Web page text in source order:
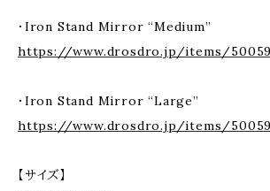
・Iron Stand Mirror “Medium”
https://www.drosdro.jp/items/
・Iron Stand Mirror “Large”
https://www.drosdro.jp/items/
【サイズ】